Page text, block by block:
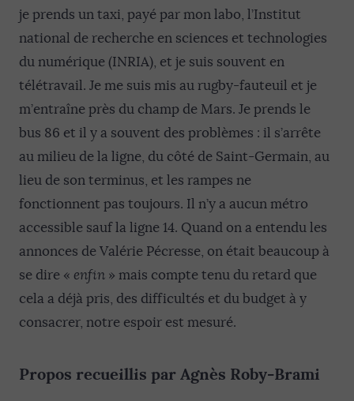
je prends un taxi, payé par mon labo, l’Institut
national de recherche en sciences et technologies
du numérique (INRIA), et je suis souvent en
télétravail. Je me suis mis au rugby-fauteuil et je
m’entraîne près du champ de Mars. Je prends le
bus 86 et il y a souvent des problèmes : il s’arrête
au milieu de la ligne, du côté de Saint-Germain, au
lieu de son terminus, et les rampes ne
fonctionnent pas toujours. Il n’y a aucun métro
accessible sauf la ligne 14. Quand on a entendu les
annonces de Valérie Pécresse, on était beaucoup à
se dire « enfin » mais compte tenu du retard que
cela a déjà pris, des difficultés et du budget à y
consacrer, notre espoir est mesuré.
Propos recueillis par Agnès Roby-Brami